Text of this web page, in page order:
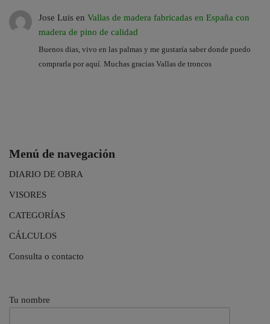
Jose Luis en Vallas de madera fabricadas en España con
madera de pino de calidad
Buenos dias, vivo en las palmas y me gustaría saber donde puedo
comprarla por aquí. Muchas gracias Vallas de troncos
Menú de navegación
DIARIO DE OBRA
VISORES
CATEGORÍAS
CÁLCULOS
Consulta o contacto
Tu nombre